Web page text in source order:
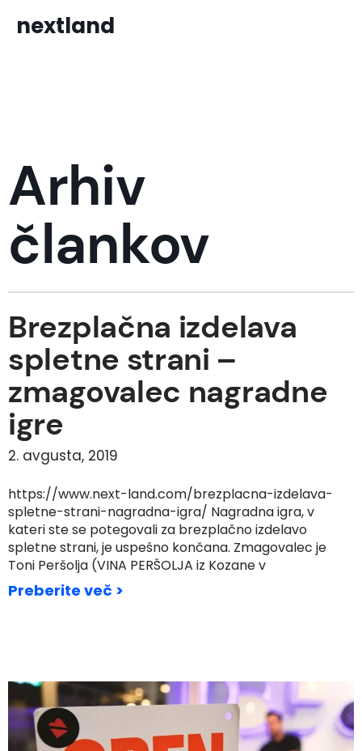
nextland
Arhiv
člankov
Brezplačna izdelava
spletne strani –
zmagovalec nagradne
igre
2. avgusta, 2019
https://www.next-land.com/brezplacna-izdelava-
spletne-strani-nagradna-igra/ Nagradna igra, v
kateri ste se potegovali za brezplačno izdelavo
spletne strani, je uspešno končana. Zmagovalec je
Toni Peršolja (VINA PERŠOLJA iz Kozane v
Preberite več >